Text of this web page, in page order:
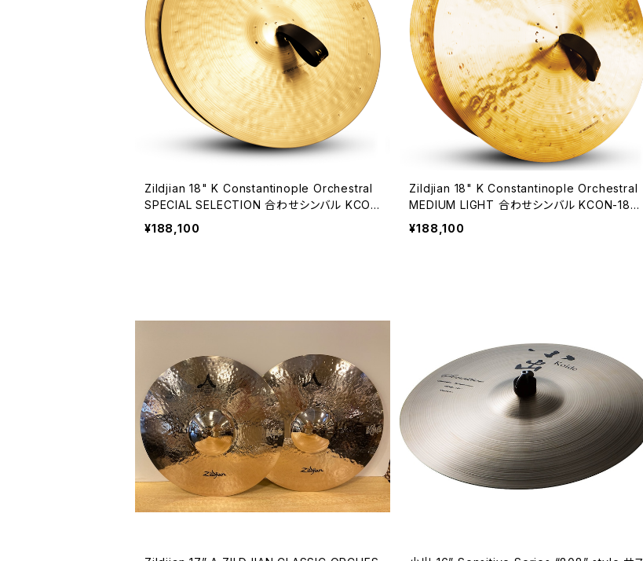
Zildjian 18" K Constantinople Orchestral
SPECIAL SELECTION 合わせシンバル KCON
-18SS
¥188,100
Zildjian 18" K Constantinople Orchestral
MEDIUM LIGHT 合わせシンバル KCON-18O
ML
¥188,100